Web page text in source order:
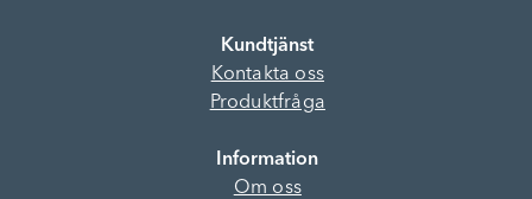
Kundtjänst
Kontakta oss
Produktfråga
Information
Om oss